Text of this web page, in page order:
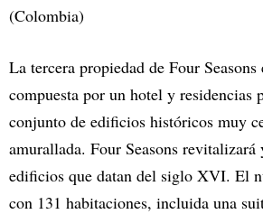
(Colombia)
La tercera propiedad de Four
compuesta por un hotel y residencias
conjunto de edificios históricos muy
amurallada. Four Seasons revitalizará
edificios que datan del siglo XVI. El
con 131 habitaciones, incluida una